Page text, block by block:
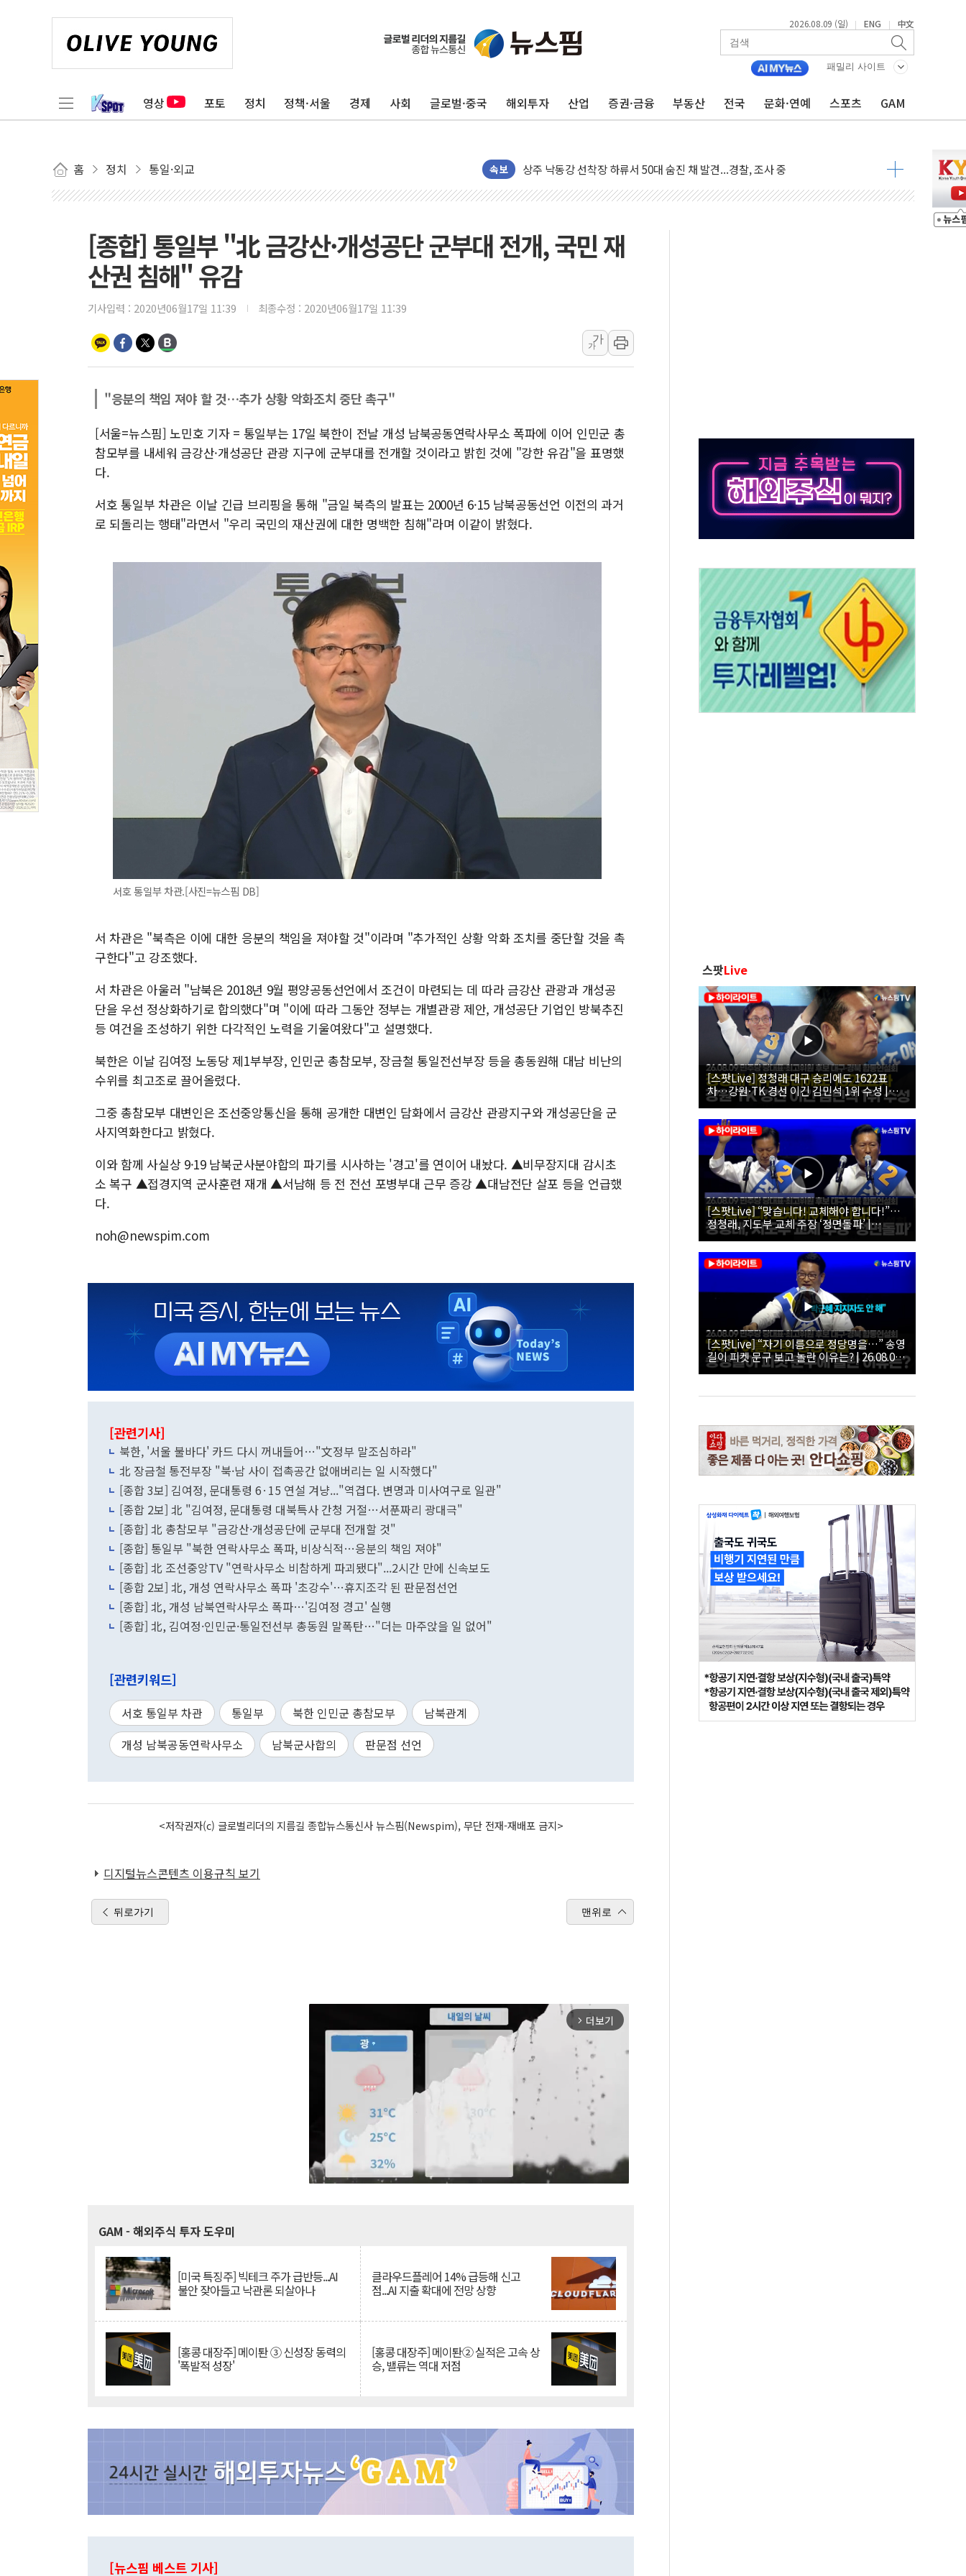
2026.08.09 (일) | ENG | 中文
패밀리 사이트
영상 포토 정치 정책·서울 경제 사회 글로벌·중국 해외투자 산업 증권·금융 부동산 전국 문화·연예 스포츠 GAM
홈 정치 통일·외교 속보
평택 진위면 공장서 질식사고 발생…작업자 1명 숨져
[종합] 김민석, 정청래에 누적 '1.48%p' 차 선두 유지...金 46.01% vs 鄭 44.53%
민주당 경북도당위원장에 오중기 당선...합산득표율 68.63%
김민석, 강원·대구·경북 경선서 정청래에 승리…金 48.54% vs 鄭 44.40%
[속보] 민주, 강원·대구·경북 경선 결과...김민석 48.54% 정청래 44.40%
[속보] 민주, 강원 경선 결과 발표...김민석 50.30% 정청래 41.94% 송영길 7.76%
정재헌 CEO, SKT 장기고객 400명 맞이…"마음 잇는 시간 되길"
병무청, 보충역 전면 손질… 예술·체육요원 최대 33% 감축
홈플러스發 대형마트 판매, 역대 최대폭 감소한 9.4%↓…유통업계 양극화 심화
윤준병·이해민 의원, '정부 특사'로 콜롬비아 대통령 취임식 참석
'호우·산사태 주의보' 울진 시간당 30mm 강한 비...호우 피해 없어
여야, 황희 '버스 하우스' 공방…野 "청년 우롱 기괴" vs 與 "송구한 해프닝"
[종합] 통일부 "北 금강산·개성공단 군부대 전개, 국민 재
산권 침해" 유감
기사입력 : 2020년06월17일 11:39 최종수정 : 2020년06월17일 11:39
가
가
"응분의 책임 져야 할 것…추가 상황 악화조치 중단 촉구"
[서울=뉴스핌] 노민호 기자 = 통일부는 17일 북한이 전날 개성 남북공동연락사무소 폭파에 이어 인민군 총
참모부를 내세워 금강산·개성공단 관광 지구에 군부대를 전개할 것이라고 밝힌 것에 "강한 유감"을 표명했
다.
서호 통일부 차관은 이날 긴급 브리핑을 통해 "금일 북측의 발표는 2000년 6·15 남북공동선언 이전의 과거
로 되돌리는 행태"라면서 "우리 국민의 재산권에 대한 명백한 침해"라며 이같이 밝혔다.
서호 통일부 차관.[사진=뉴스핌 DB]
서 차관은 "북측은 이에 대한 응분의 책임을 져야할 것"이라며 "추가적인 상황 악화 조치를 중단할 것을 촉
구한다"고 강조했다.
서 차관은 아울러 "남북은 2018년 9월 평양공동선언에서 조건이 마련되는 데 따라 금강산 관광과 개성공
단을 우선 정상화하기로 합의했다"며 "이에 따라 그동안 정부는 개별관광 제안, 개성공단 기업인 방북추진
등 여건을 조성하기 위한 다각적인 노력을 기울여왔다"고 설명했다.
북한은 이날 김여정 노동당 제1부부장, 인민군 총참모부, 장금철 통일전선부장 등을 총동원해 대남 비난의
수위를 최고조로 끌어올렸다.
그중 총참모부 대변인은 조선중앙통신을 통해 공개한 대변인 담화에서 금강산 관광지구와 개성공단을 군
사지역화한다고 밝혔다.
이와 함께 사실상 9·19 남북군사분야합의 파기를 시사하는 '경고'를 연이어 내놨다. ▲비무장지대 감시초
소 복구 ▲접경지역 군사훈련 재개 ▲서남해 등 전 전선 포병부대 근무 증강 ▲대남전단 살포 등을 언급했
다.
noh@newspim.com
[관련기사]
북한, '서울 불바다' 카드 다시 꺼내들어…"文정부 말조심하라"
北 장금철 통전부장 "북·남 사이 접촉공간 없애버리는 일 시작했다"
[종합 3보] 김여정, 문대통령 6·15 연설 겨냥..."역겹다. 변명과 미사여구로 일관"
[종합 2보] 北 "김여정, 문대통령 대북특사 간청 거절…서푼짜리 광대극"
[종합] 北 총참모부 "금강산·개성공단에 군부대 전개할 것"
[종합] 통일부 "북한 연락사무소 폭파, 비상식적…응분의 책임 져야"
[종합] 北 조선중앙TV "연락사무소 비참하게 파괴됐다"...2시간 만에 신속보도
[종합 2보] 北, 개성 연락사무소 폭파 '초강수'…휴지조각 된 판문점선언
[종합] 北, 개성 남북연락사무소 폭파…'김여정 경고' 실행
[종합] 北, 김여정·인민군·통일전선부 총동원 말폭탄…"더는 마주앉을 일 없어"
[관련키워드]
서호 통일부 차관 통일부 북한 인민군 총참모부
남북관계
개성 남북공동연락사무소
남북군사합의 판문점 선언
<저작권자(c) 글로벌리더의 지름길 종합뉴스통신사 뉴스핌(Newspim), 무단 전재-재배포 금지>
디지털뉴스콘텐츠 이용규칙 보기
뒤로가기 맨위로
arrow_forward_ios 더보기
GAM - 해외주식 투자 도우미
[미국 특징주] 빅테크 주가 급반등...AI
불안 잦아들고 낙관론 되살아나
클라우드플레어 14% 급등해 신고
점...AI 지출 확대에 전망 상향
[홍콩 대장주] 메이퇀 ③ 신성장 동력의
'폭발적 성장'
[홍콩 대장주] 메이퇀② 실적은 고속 상
승, 밸류는 역대 저점
[뉴스핌 베스트 기사]
스팟Live
[스팟Live] 정청래 대구 승리에도 1622표
차…강원·TK 경선 이긴 김민석 1위 수성 |
26.08.09 더불어민주당 당대표·최고위원 후
보 대구·경북 합동연설회
[스팟Live] “맞습니다! 교체해야 합니다!”…
정청래, 지도부 교체 주장 ‘정면돌파’ |
26.08.09 더불어민주당 당대표·최고위원 후
보 대구·경북 합동연설회
[스팟Live] “자기 이름으로 정당명을…” 송영
길이 피켓 문구 보고 놀란 이유는? | 26.08.09
더불어민주당 당대표·최고위원 후보 대구·경